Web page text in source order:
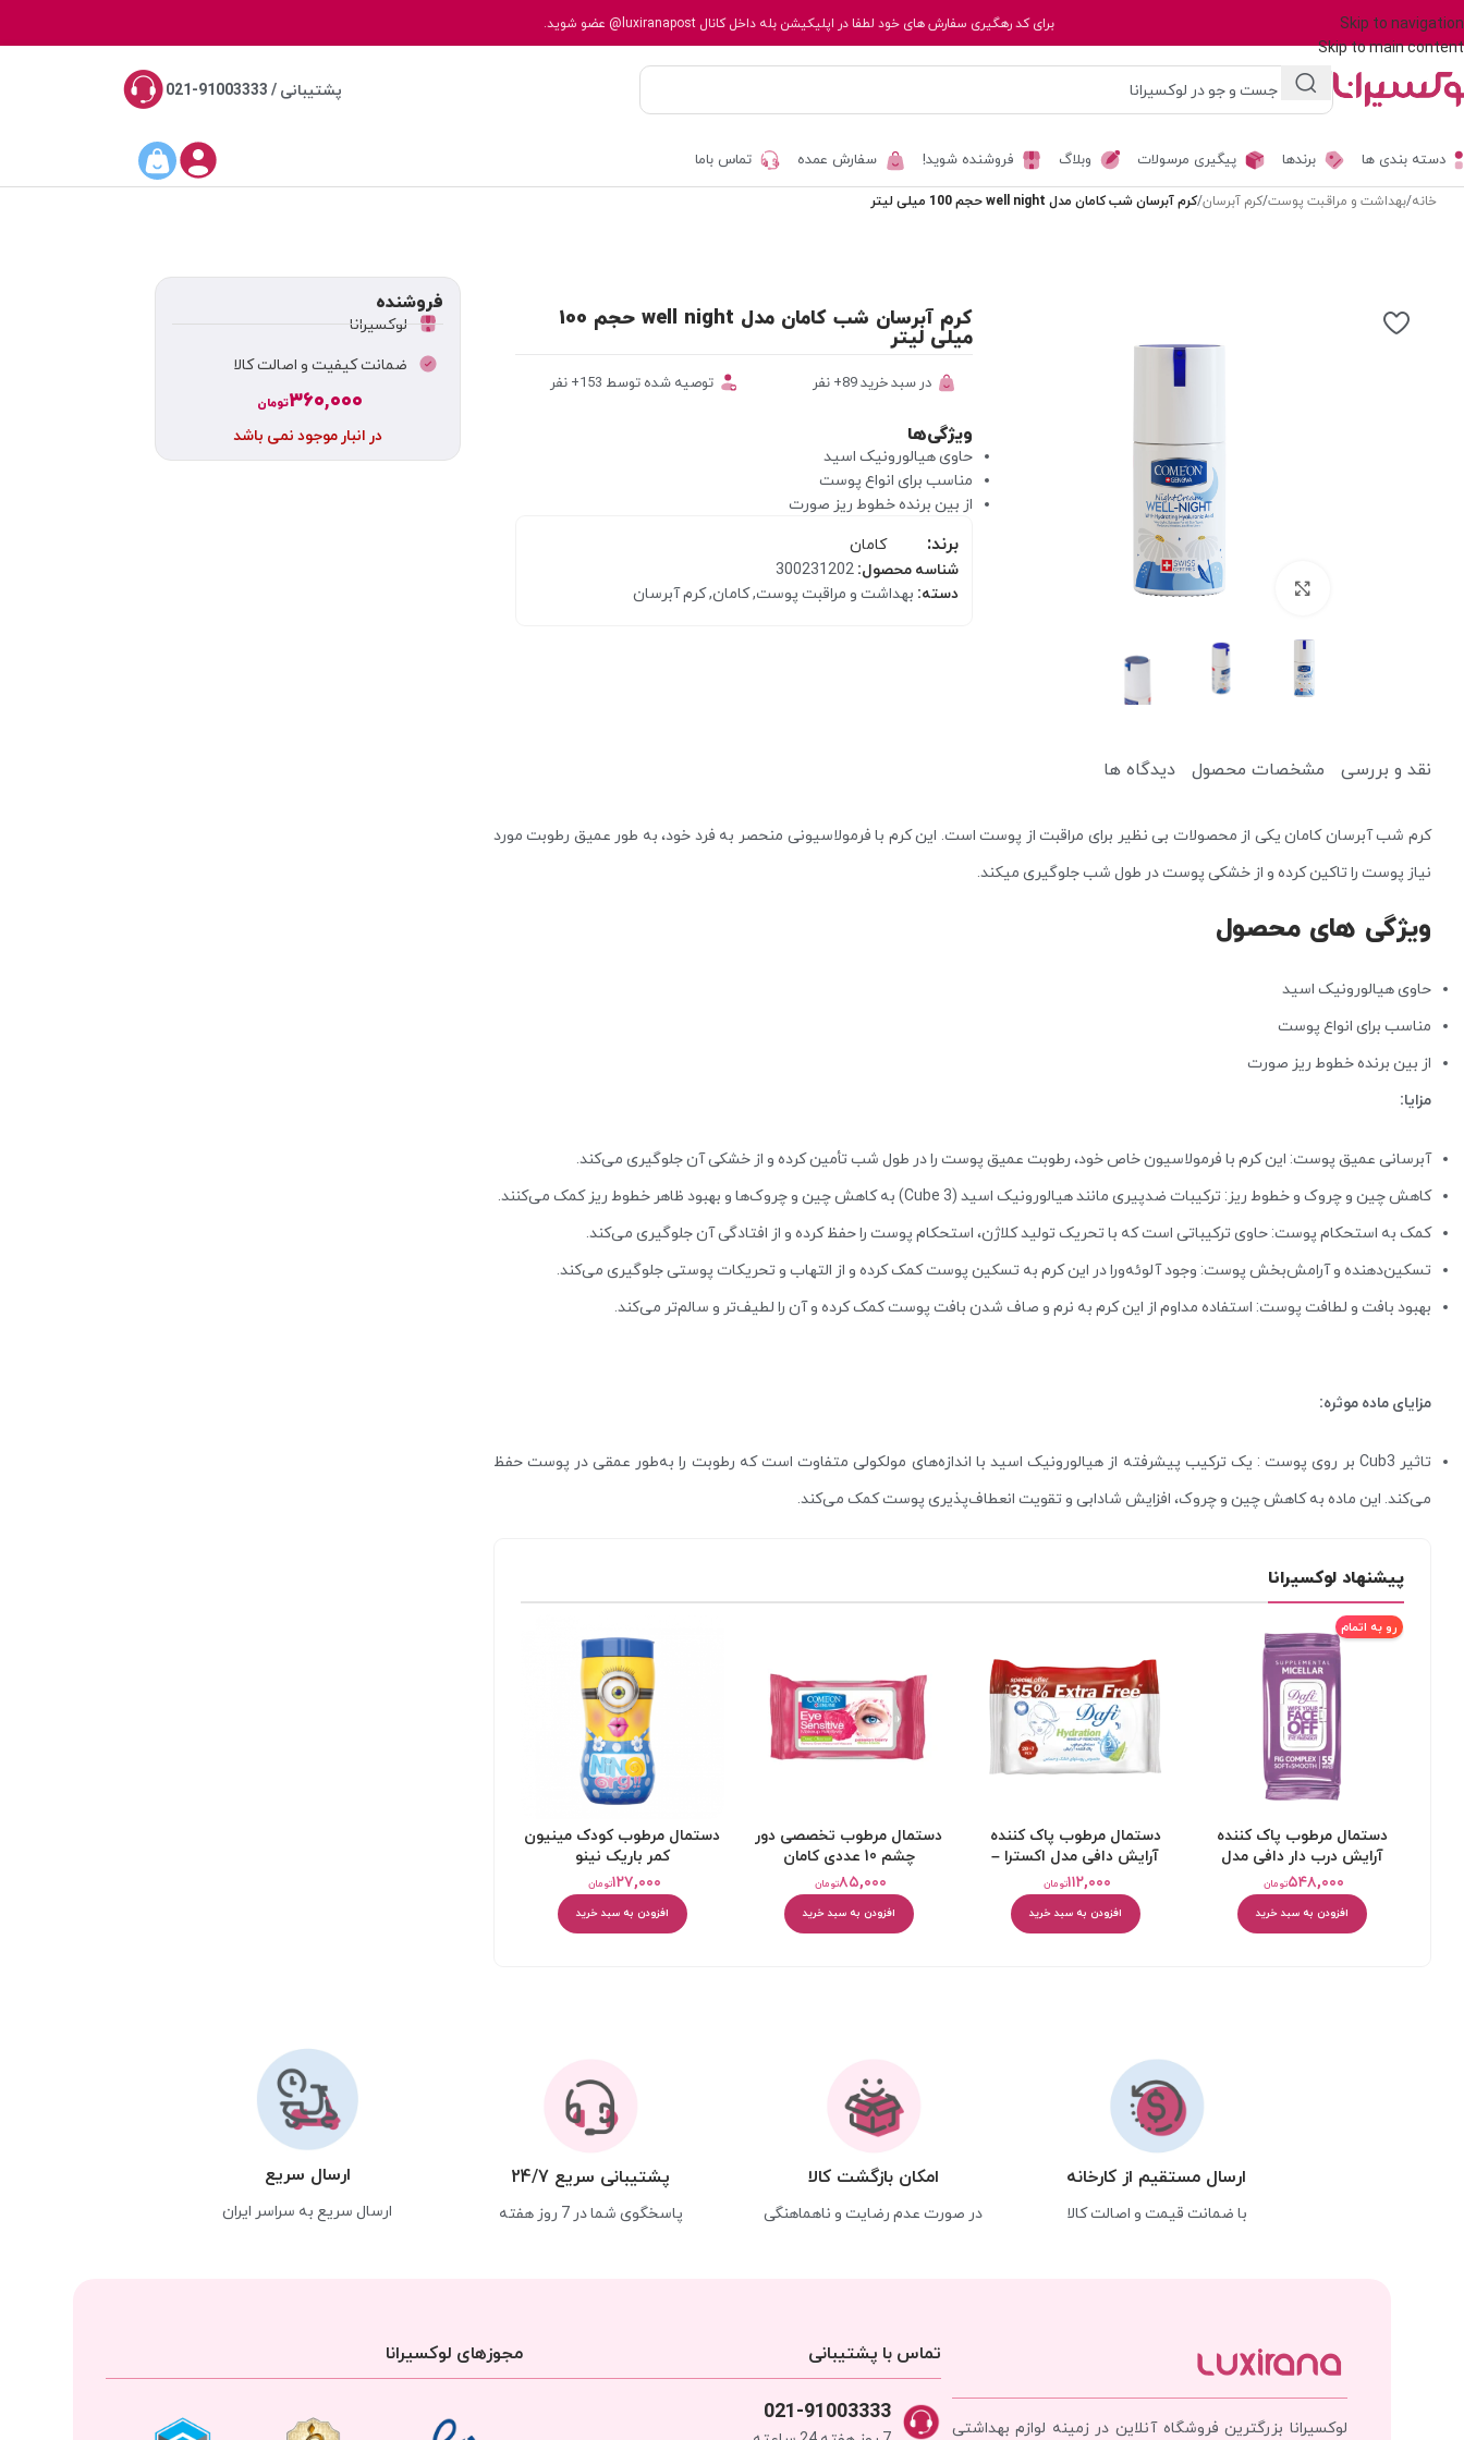
Skip to navigation
Skip to main content
برای کد رهگیری سفارش های خود لطفا در اپلیکیشن بله داخل کانال@luxiranapost عضو شوید.
پشتیبانی / 91003333-021
دسته بندی ها برندها پیگیری مرسولات وبلاگ فروشنده شوید! سفارش عمده تماس باما
خانه/بهداشت و مراقبت پوست/کرم آبرسان/کرم آبرسان شب کامان مدل well night حجم 100 میلی لیتر
برای بزرگنمایی کلیک کنید
کرم آبرسان شب کامان مدل well night حجم 100
میلی لیتر
در سبد خرید 89+ نفر توصیه شده توسط 153+ نفر
ویژگی‌ها
حاوی هیالورونیک اسید
مناسب برای انواع پوست
از بین برنده خطوط ریز صورت
برند:
کامان
شناسه محصول: 300231202
دسته: بهداشت و مراقبت پوست, کامان, کرم آبرسان
نقد و بررسی مشخصات محصول دیدگاه ها
کرم شب آبرسان کامان یکی از محصولات بی نظیر برای مراقبت از پوست است. این کرم با فرمولاسیونی منحصر به فرد خود، به طور عمیق رطوبت مورد
نیاز پوست را تاکین کرده و از خشکی پوست در طول شب جلوگیری میکند.
ویژگی های محصول
حاوی هیالورونیک اسید
مناسب برای انواع پوست
از بین برنده خطوط ریز صورت
مزایا:
آبرسانی عمیق پوست: این کرم با فرمولاسیون خاص خود، رطوبت عمیق پوست را در طول شب تأمین کرده و از خشکی آن جلوگیری می‌کند.
کاهش چین و چروک و خطوط ریز: ترکیبات ضدپیری مانند هیالورونیک اسید (Cube 3) به کاهش چین و چروک‌ها و بهبود ظاهر خطوط ریز کمک می‌کنند.
کمک به استحکام پوست: حاوی ترکیباتی است که با تحریک تولید کلاژن، استحکام پوست را حفظ کرده و از افتادگی آن جلوگیری می‌کند.
تسکین‌دهنده و آرامش‌بخش پوست: وجود آلوئه‌ورا در این کرم به تسکین پوست کمک کرده و از التهاب و تحریکات پوستی جلوگیری می‌کند.
بهبود بافت و لطافت پوست: استفاده مداوم از این کرم به نرم و صاف شدن بافت پوست کمک کرده و آن را لطیف‌تر و سالم‌تر می‌کند.
مزایای ماده موثره:
تاثیر Cub3 بر روی پوست : یک ترکیب پیشرفته از هیالورونیک اسید با اندازه‌های مولکولی متفاوت است که رطوبت را به‌طور عمقی در پوست حفظ
می‌کند. این ماده به کاهش چین و چروک، افزایش شادابی و تقویت انعطاف‌پذیری پوست کمک می‌کند.
پیشنهاد لوکسیرانا
رو به اتمام
دستمال مرطوب پاک کننده
آرایش درب دار دافی مدل
میسلار بسته 55 عددیتومان۵۴۸,۰۰۰
افزودن به سبد خرید
دستمال مرطوب پاک کننده
آرایش دافی مدل اکسترا –
بسته 27 عددی
تومان۱۱۲,۰۰۰
افزودن به سبد خرید
دستمال مرطوب تخصصی دور
چشم 10 عددی کامان
تومان۸۵,۰۰۰
افزودن به سبد خرید
دستمال مرطوب کودک مینیون
کمر باريک نینو
تومان۱۲۷,۰۰۰
افزودن به سبد خرید
فروشنده
لوکسیرانا
ضمانت کیفیت و اصالت کالا
تومان۳۶۰,۰۰۰
در انبار موجود نمی باشد
ارسال مستقیم از کارخانه
با ضمانت قیمت و اصالت کالا
امکان بازگشت کالا
در صورت عدم رضایت و ناهماهنگی
پشتیبانی سریع 24/7
پاسخگوی شما در 7 روز هفته
ارسال سریع
ارسال سریع به سراسر ایران
لوکسیرانا بزرگترین فروشگاه آنلاین در زمینه لوازم بهداشتی
تماس با پشتیبانی
021-91003333
مجوزهای لوکسیرانا